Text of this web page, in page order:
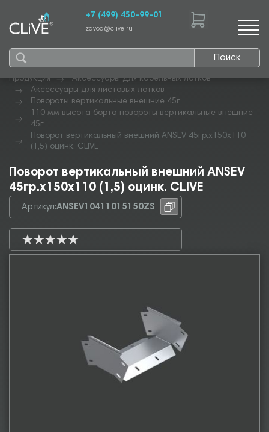
Поиск
+7 (499) 450-99-01
zavod@clive.ru
Продукция
Аксессуары для кабельных лотков
Аксессуары для листовых лотков
Повороты вертикальные внешние 45г
110 мм высота борта повороты вертикальные внешние
45г
Поворот вертикальный внешний ANSEV 45гр.х150х110
(1,5) оцинк. CLIVE
Поворот вертикальный внешний ANSEV
45гр.х150х110 (1,5) оцинк. CLIVE
Артикул:ANSEV10411015150ZS